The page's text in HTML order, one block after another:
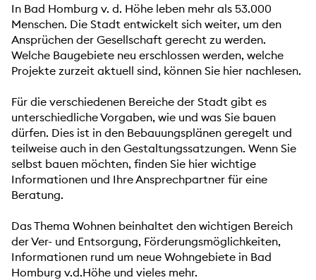
In Bad Homburg v. d. Höhe leben mehr als 53.000
Menschen. Die Stadt entwickelt sich weiter, um den
Ansprüchen der Gesellschaft gerecht zu werden.
Welche Baugebiete neu erschlossen werden, welche
Projekte zurzeit aktuell sind, können Sie hier nachlesen.
Für die verschiedenen Bereiche der Stadt gibt es
unterschiedliche Vorgaben, wie und was Sie bauen
dürfen. Dies ist in den Bebauungsplänen geregelt und
teilweise auch in den Gestaltungssatzungen. Wenn Sie
selbst bauen möchten, finden Sie hier wichtige
Informationen und Ihre Ansprechpartner für eine
Beratung.
Das Thema Wohnen beinhaltet den wichtigen Bereich
der Ver- und Entsorgung, Förderungsmöglichkeiten,
Informationen rund um neue Wohngebiete in Bad
Homburg v.d.Höhe und vieles mehr.